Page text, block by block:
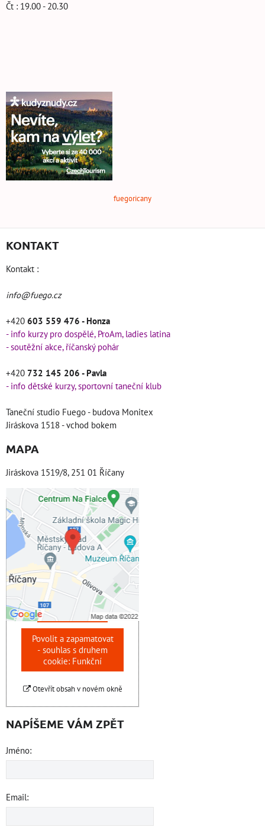
Čt : 19.00 - 20.30
fuegoricany
KONTAKT
Kontakt :
info@fuego.cz
+420 603 559 476 - Honza
- info kurzy pro dospělé, ProAm, ladies latina
- soutěžní akce, říčanský pohár
+420 732 145 206 - Pavla
- info dětské kurzy, sportovní taneční klub
Taneční studio Fuego - budova Monitex
Jiráskova 1518 - vchod bokem
MAPA
Jiráskova 1519/8, 251 01 Říčany
Externí obsah je
blokován Volbami
soukromí
Přejete si načíst externí
obsah?
Povolit jednou
Povolit a zapamatovat
- souhlas s druhem
cookie: Funkční
Otevřít obsah v novém okně
NAPÍŠEME VÁM ZPĚT
Jméno:
Email: